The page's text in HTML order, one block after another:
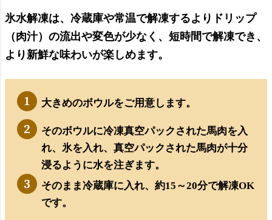
氷水解凍は、冷蔵庫や常温で解凍するよりドリップ
（肉汁）の流出や変色が少なく、短時間で解凍でき、
より新鮮な味わいが楽しめます。
大きめのボウルをご用意します。
そのボウルに冷凍真空パックされた馬肉を入
れ、氷を入れ、真空パックされた馬肉が十分
浸るように水を注ぎます。
そのまま冷蔵庫に入れ、約15～20分で解凍OK
です。